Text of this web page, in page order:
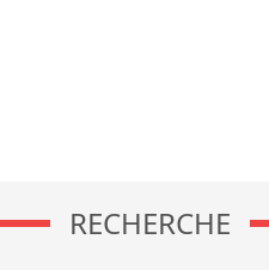
RECHERCHE